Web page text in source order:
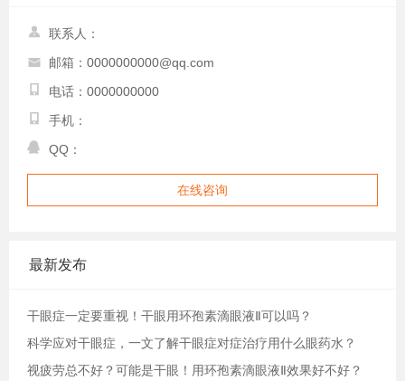
联系人：
邮箱：0000000000@qq.com
电话：0000000000
手机：
QQ：
在线咨询
最新发布
干眼症一定要重视！干眼用环孢素滴眼液Ⅱ可以吗？
科学应对干眼症，一文了解干眼症对症治疗用什么眼药水？
视疲劳总不好？可能是干眼！用环孢素滴眼液Ⅱ效果好不好？